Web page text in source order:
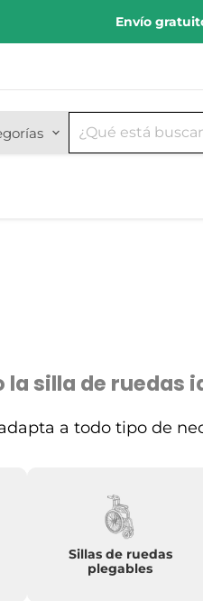
Envío
silla de ruedas
a todo tipo de
Sillas de ruedas
plegables